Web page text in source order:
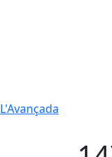
L'Avançada